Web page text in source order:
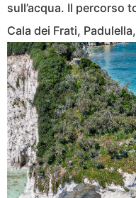
sull’acqua. Il percorso
Cala dei Frati,